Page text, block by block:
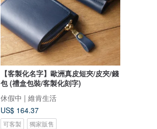
【客製化名字】歐洲真皮短夾/皮夾/錢
包 (禮盒包裝/客製化刻字)
休假中 | 維肯生活
US$ 164.37
可客製 獨家販售